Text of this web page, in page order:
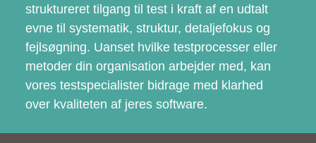
struktureret tilgang til test i kraft af en udtalt
evne til systematik, struktur, detaljefokus og
fejlsøgning. Uanset hvilke testprocesser eller
metoder din organisation arbejder med, kan
vores testspecialister bidrage med klarhed
over kvaliteten af jeres software.